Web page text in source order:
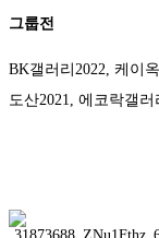
그룹전
BK갤러리2022, 케이
도산2021, 에코락갤